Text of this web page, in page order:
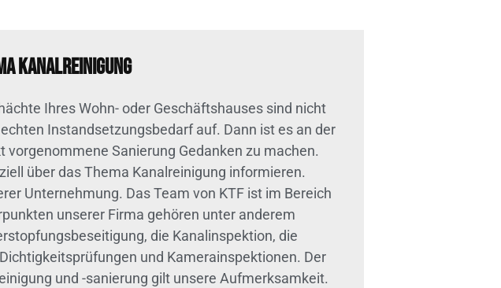
Kanalreinigung
Ihres Wohn- oder Geschäftshauses sind nicht
Instandsetzungsbedarf auf. Dann ist es an der
vorgenommene Sanierung Gedanken zu machen.
über das Thema Kanalreinigung informieren.
Unternehmung. Das Team von KTF ist im Bereich
unserer Firma gehören unter anderem
die Kanalinspektion, die
und Kamerainspektionen. Der
und -sanierung gilt unsere Aufmerksamkeit.